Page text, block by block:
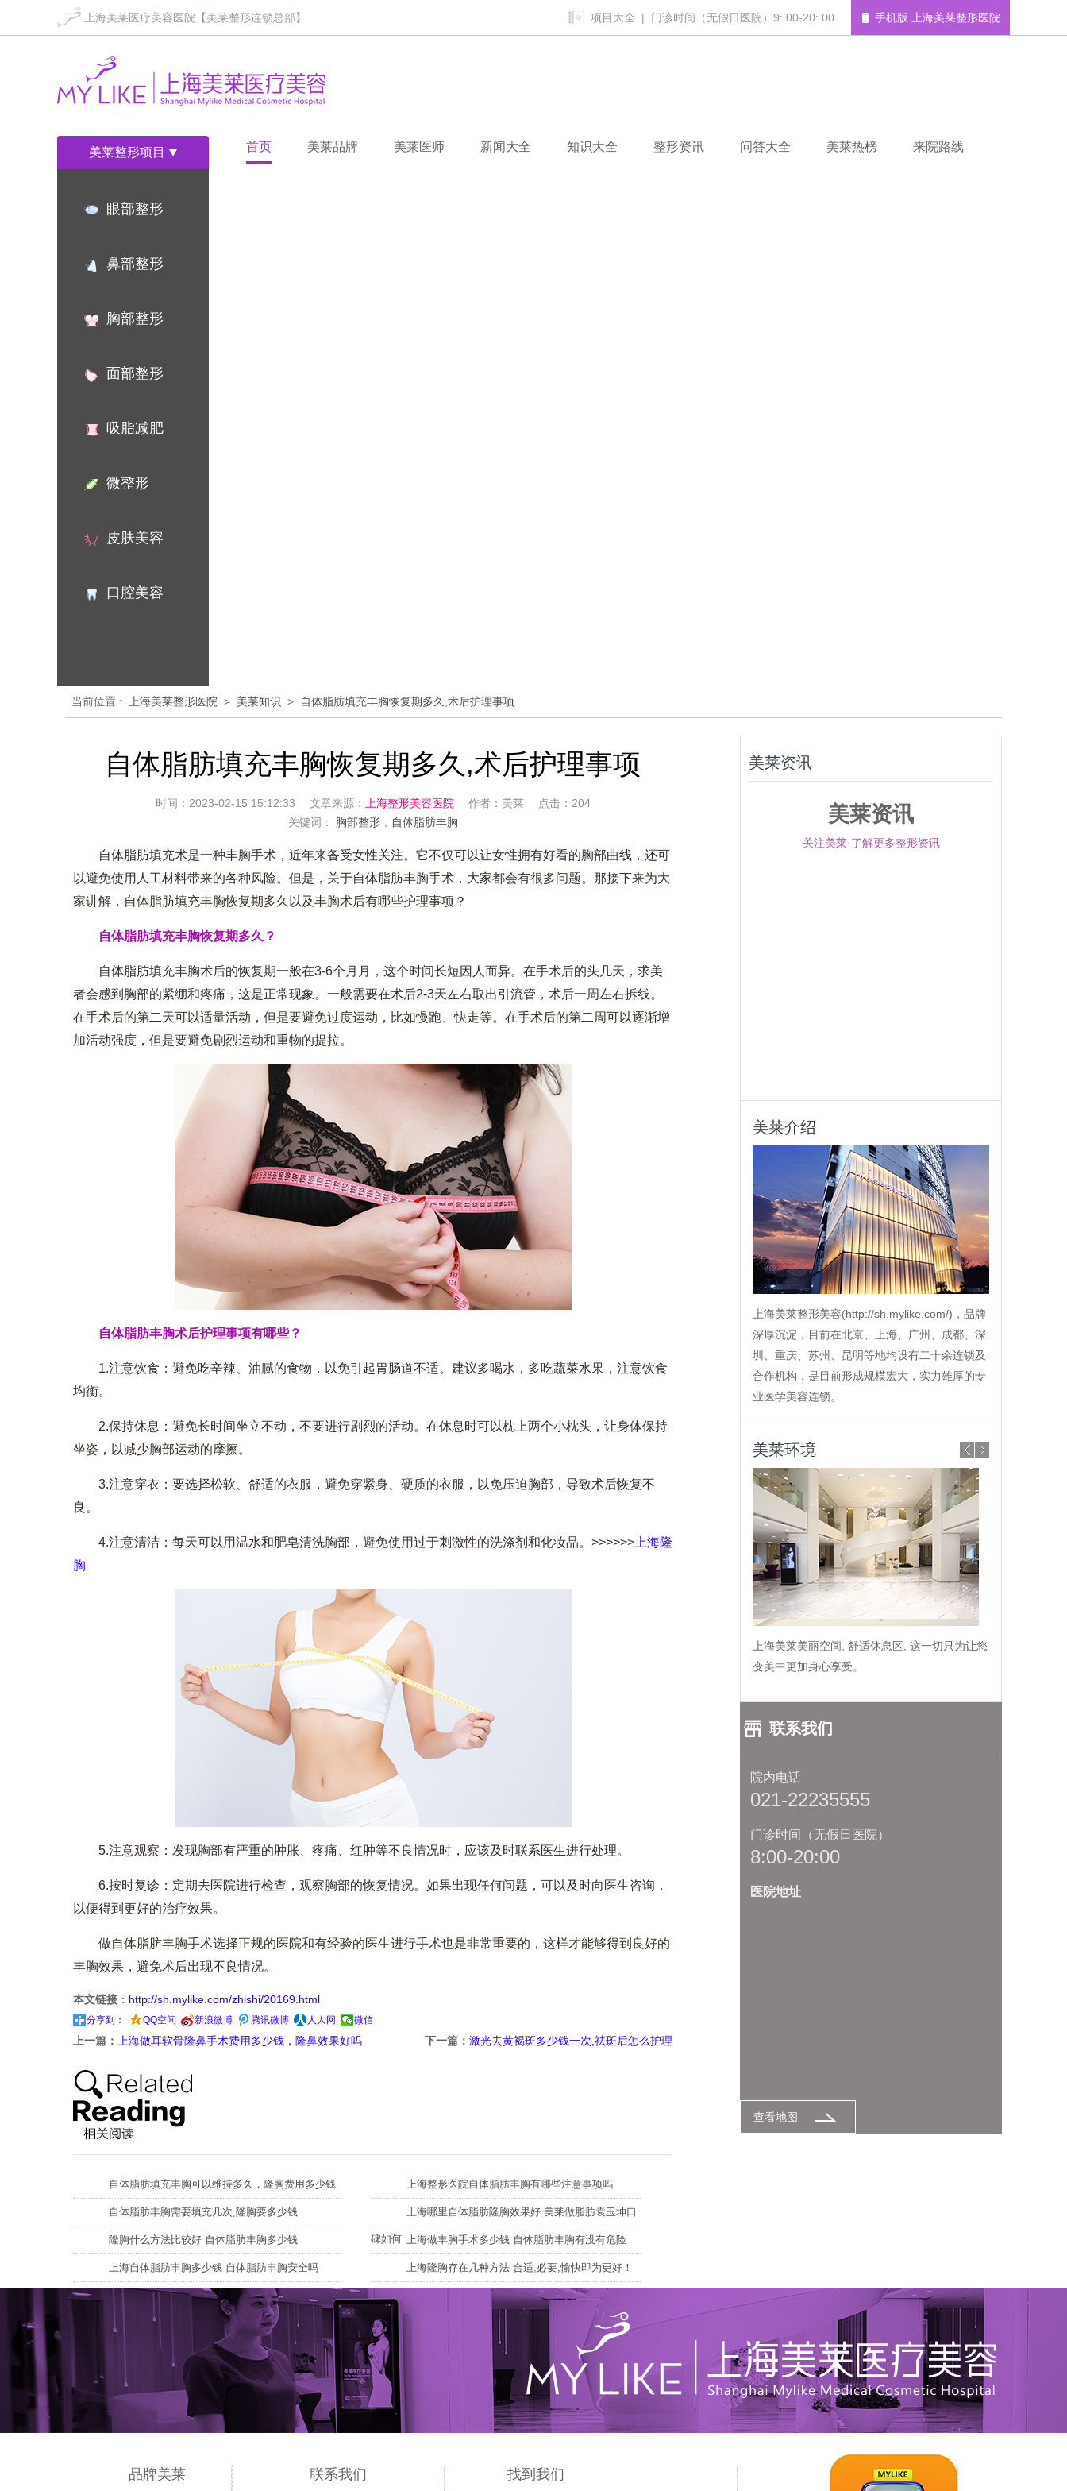
上海美莱医疗美容医院【美莱整形连锁总部】 手机版 上海美莱整形医院
项目大全 | 门诊时间（无假日医院）9: 00-20: 00
美莱整形项目
眼部整形
鼻部整形
胸部整形
面部整形
吸脂减肥
微整形
皮肤美容
口腔美容
首页 美莱品牌 美莱医师 新闻大全 知识大全 整形资讯 问答大全 美莱热榜 来院路线
当前位置 : 上海美莱整形医院 > 美莱知识 > 自体脂肪填充丰胸恢复期多久,术后护理事项
自体脂肪填充丰胸恢复期多久,术后护理事项
时间：2023-02-15 15:12:33 文章来源： 上海整形美容医院 作者：美莱 点击：204
关键词：
胸部整形， 自体脂肪丰胸
自体脂肪填充术是一种丰胸手术，近年来备受女性关注。它不仅可以让女性拥有好看的胸部曲线，还可
以避免使用人工材料带来的各种风险。但是，关于自体脂肪丰胸手术，大家都会有很多问题。那接下来为大
家讲解，自体脂肪填充丰胸恢复期多久以及丰胸术后有哪些护理事项？
自体脂肪填充丰胸恢复期多久？
自体脂肪填充丰胸术后的恢复期一般在3-6个月月，这个时间长短因人而异。在手术后的头几天，求美
者会感到胸部的紧绷和疼痛，这是正常现象。一般需要在术后2-3天左右取出引流管，术后一周左右拆线。
在手术后的第二天可以适量活动，但是要避免过度运动，比如慢跑、快走等。在手术后的第二周可以逐渐增
加活动强度，但是要避免剧烈运动和重物的提拉。
自体脂肪丰胸术后护理事项有哪些？
1.注意饮食：避免吃辛辣、油腻的食物，以免引起胃肠道不适。建议多喝水，多吃蔬菜水果，注意饮食
均衡。
2.保持休息：避免长时间坐立不动，不要进行剧烈的活动。在休息时可以枕上两个小枕头，让身体保持
坐姿，以减少胸部运动的摩擦。
3.注意穿衣：要选择松软、舒适的衣服，避免穿紧身、硬质的衣服，以免压迫胸部，导致术后恢复不
良。
4.注意清洁：每天可以用温水和肥皂清洗胸部，避免使用过于刺激性的洗涤剂和化妆品。>>>>>> 上海隆
胸
5.注意观察：发现胸部有严重的肿胀、疼痛、红肿等不良情况时，应该及时联系医生进行处理。
6.按时复诊：定期去医院进行检查，观察胸部的恢复情况。如果出现任何问题，可以及时向医生咨询，
以便得到更好的治疗效果。
做自体脂肪丰胸手术选择正规的医院和有经验的医生进行手术也是非常重要的，这样才能够得到良好的
丰胸效果，避免术后出现不良情况。
本文链接 ： http://sh.mylike.com/zhishi/20169.html
分享到： QQ空间 新浪微博 腾讯微博 人人网 微信
上一篇： 上海做耳软骨隆鼻手术费用多少钱，隆鼻效果好吗 下一篇： 激光去黄褐斑多少钱一次,祛斑后怎么护理
自体脂肪填充丰胸可以维持多久，隆胸费用多少钱 上海整形医院自体脂肪丰胸有哪些注意事项吗
自体脂肪丰胸需要填充几次,隆胸要多少钱 上海哪里自体脂肪隆胸效果好 美莱做脂肪袁玉坤口
碑如何
隆胸什么方法比较好 自体脂肪丰胸多少钱 上海做丰胸手术多少钱 自体脂肪丰胸有没有危险
上海自体脂肪丰胸多少钱 自体脂肪丰胸安全吗 上海隆胸存在几种方法 合适,必要,愉快即为更好！
美莱资讯
美莱资讯
关注美莱·了解更多整形资讯
美莱介绍
上海美莱整形美容(http://sh.mylike.com/)，品牌
深厚沉淀，目前在北京、上海、广州、成都、深
圳、重庆、苏州、昆明等地均设有二十余连锁及
合作机构，是目前形成规模宏大，实力雄厚的专
业医学美容连锁。
美莱环境
上海美莱美丽空间, 舒适休息区, 这一切只为让您
变美中更加身心享受。
联系我们
院内电话
021-22235555
门诊时间（无假日医院）
8:00-20:00
医院地址
查看地图
品牌美莱 联系我们 找到我们